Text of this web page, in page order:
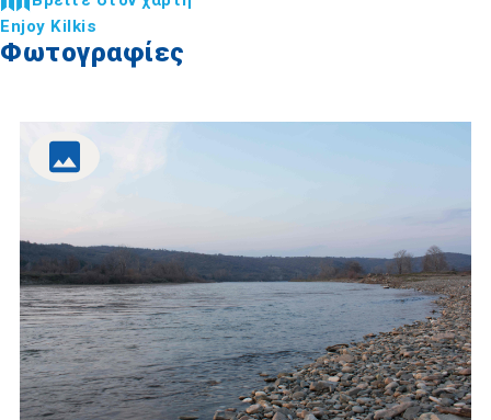
Enjoy Kilkis
Φωτογραφίες